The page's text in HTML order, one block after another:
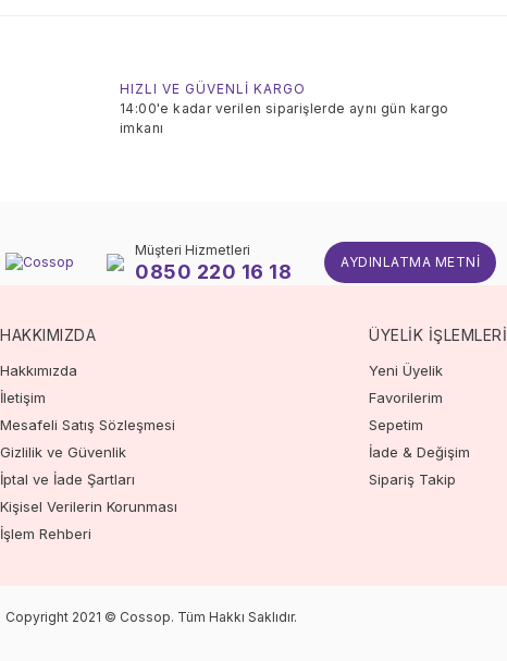
HIZLI VE GÜVENLİ KARGO
14:00'e kadar verilen siparişlerde aynı gün kargo
imkanı
Müşteri Hizmetleri
0850 220 16 18 AYDINLATMA METNI
HAKKIMIZDA
Hakkımızda
İletişim
Mesafeli Satış Sözleşmesi
Gizlilik ve Güvenlik
İptal ve İade Şartları
Kişisel Verilerin Korunması
İşlem Rehberi
ÜYELİK İŞLEMLERİ
Yeni Üyelik
Favorilerim
Sepetim
İade & Değişim
Sipariş Takip
Copyright 2021 © Cossop. Tüm Hakkı Saklıdır.